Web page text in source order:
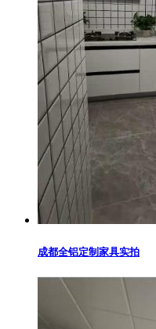
成都全铝定制家具实拍